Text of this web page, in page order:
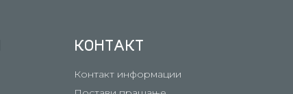
КОНТАКТ
Контакт информации